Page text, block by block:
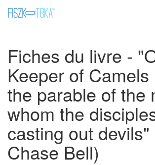
Fiches du livre -
Keeper of Camels
the parable of the
whom the
casting out
Chase Bell)